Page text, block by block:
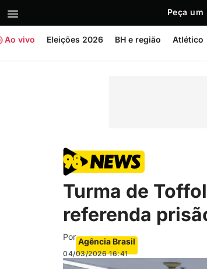
Peça um
Ao vivo Eleições 2026 BH e região Atlético
Turma de
referenda
Por Agência Brasil
04/03/2026 16:41